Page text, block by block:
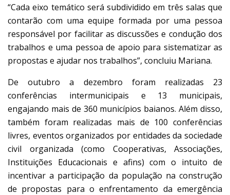
“Cada eixo temático será subdividido em três salas que
contarão com uma equipe formada por uma pessoa
responsável por facilitar as discussões e condução dos
trabalhos e uma pessoa de apoio para sistematizar as
propostas e ajudar nos trabalhos”, concluiu Mariana.
De outubro a dezembro foram realizadas 23
conferências intermunicipais e 13 municipais,
engajando mais de 360 municípios baianos. Além disso,
também foram realizadas mais de 100 conferências
livres, eventos organizados por entidades da sociedade
civil organizada (como Cooperativas, Associações,
Instituições Educacionais e afins) com o intuito de
incentivar a participação da população na construção
de propostas para o enfrentamento da emergência